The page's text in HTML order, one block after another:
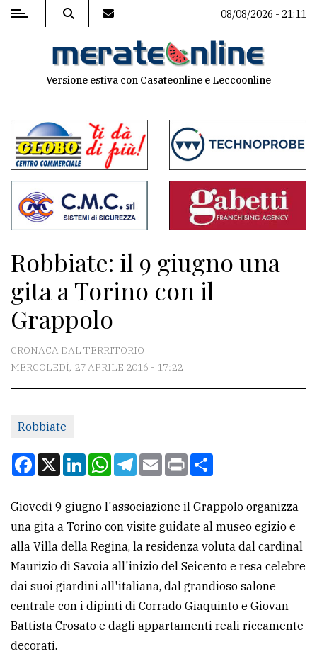
MENU
commenti
Contenuti
del
sito
Associazioni
Meteo
CONTATTI
Scrivici
Per
la
pubblicità
CERCA
Cerca
per
comune
08/08/2026 - 21:11
Versione estiva con Casateonline e Leccoonline
Robbiate: il 9 giugno una
gita a Torino con il
Grappolo
CRONACA DAL TERRITORIO
MERCOLEDÌ, 27 APRILE 2016 - 17:22
Robbiate
Facebook
X LinkedInWhatsApp
Telegram
EmailPrint
Giovedì 9 giugno l'associazione il Grappolo organizza
una gita a Torino con visite guidate al museo egizio e
alla Villa della Regina, la residenza voluta dal cardinal
Maurizio di Savoia all'inizio del Seicento e resa celebre
dai suoi giardini all'italiana, dal grandioso salone
centrale con i dipinti di Corrado Giaquinto e Giovan
Battista Crosato e dagli appartamenti reali riccamente
decorati.